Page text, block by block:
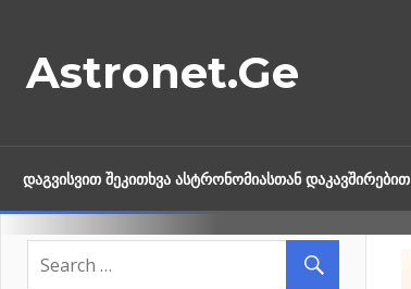
content
Astronet.Ge
ᲓᲐᲒᲕᲘᲡᲕᲘᲗ ᲨᲔᲙᲘᲗᲮᲕᲐ ᲐᲡᲢᲠᲝᲜᲝᲛᲘᲐᲡᲗᲐᲜ ᲓᲐᲙᲐᲕᲨᲘᲠᲔᲑᲘᲗ